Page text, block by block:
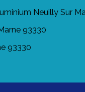
Neuilly Sur
93330
93330